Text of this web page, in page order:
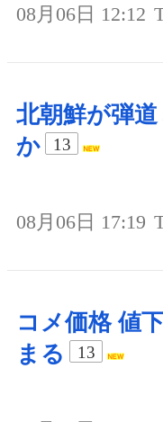
08月06日 12:12
北朝鮮が弾
か
13
08月06日 17:19
コメ価格 値
まる
13